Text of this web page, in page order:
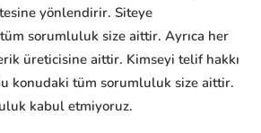
yönlendirir. Siteye
sorumluluk size aittir. Ayrıca her
üreticisine aittir. Kimseyi telif hakkı
konudaki tüm sorumluluk size aittir.
kabul etmiyoruz.